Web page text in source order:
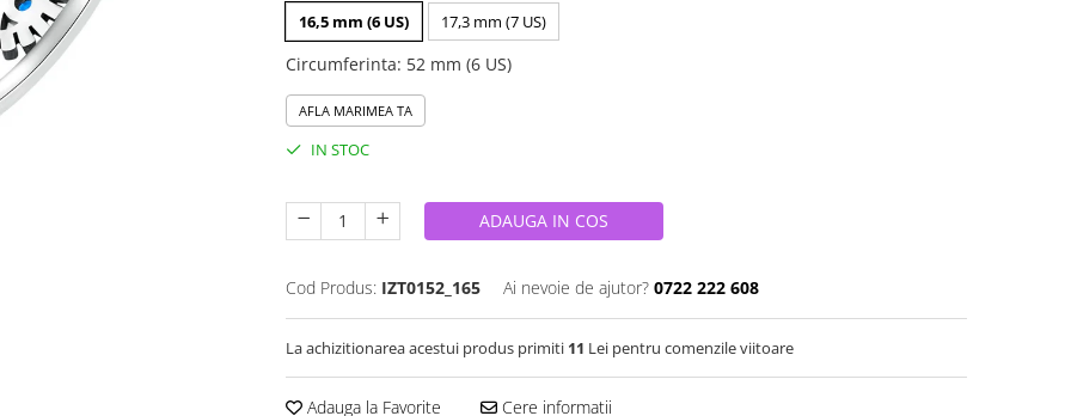
16,5 mm (6 US) 17,3 mm (7 US)
Circumferinta: 52 mm (6 US)
AFLA MARIMEA TA
IN STOC
ADAUGA IN COS
Cod Produs: IZT0152_165 Ai nevoie de ajutor? 0722 222 608
La achizitionarea acestui produs primiti 11 Lei pentru comenzile viitoare
Adauga la Favorite Cere informatii